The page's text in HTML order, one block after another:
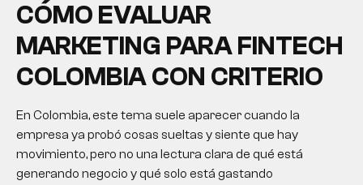
CÓMO EVALUAR
MARKETING PARA FINTECH
COLOMBIACON CRITERIO
En Colombia, este tema suele aparecer cuando la
empresa ya probó cosas sueltas y siente que hay
movimiento, pero no una lectura clara de qué está
generando negocio y qué solo está gastando